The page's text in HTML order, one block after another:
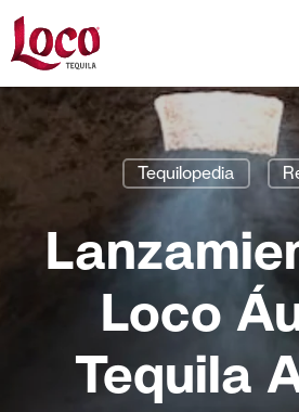
Tequilopedia
Loco
Tequila